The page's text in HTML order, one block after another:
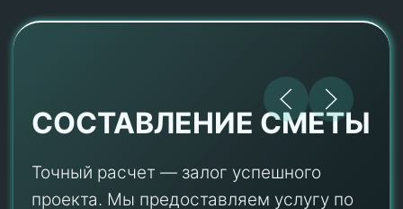
СОСТАВЛЕНИЕ СМЕТЫ
Точный расчет — залог успешного
проекта. Мы предоставляем услугу по